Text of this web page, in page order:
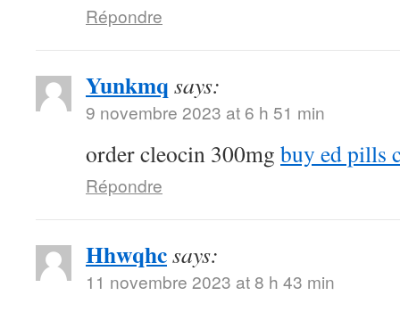
Répondre
Yunkmq says:
9 novembre 2023 at 6 h 51 min
order cleocin 300mg buy ed pills
Répondre
Hhwqhcsays:
11 novembre 2023 at 8 h 43 min